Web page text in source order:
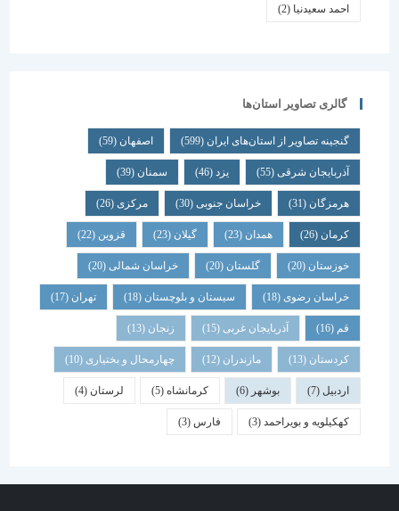
احمد سعیدنیا (2)
گالری تصاویر استان‌ها
گنجینه تصاویر از استان‌های ایران(599) اصفهان (59)
آذربایجان شرقی(55) یزد سمنان (39)
هرمزگان(31) خراسان جنوبی(30) مرکزی (26)
همدان گیلان قزوین
خوزستان(20) گلستان (20) خراسان شمالی(20)
خراسان رضوی(18) سیستان و بلوچستان(18) تهران
آذربایجان غربی(15) زنجان
کردستان(13) مازندران(12) چهارمحال و بختیاری (10)
بوشهر کرمانشاه(5) لرستان (4)
کهکیلویه و بویراحمد(3) فارس